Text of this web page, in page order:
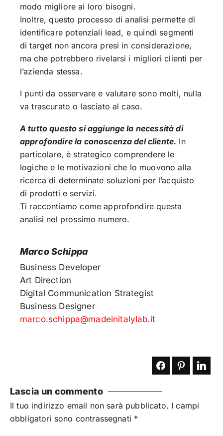
modo migliore ai loro bisogni.
Inoltre, questo processo di analisi permette di
identificare potenziali lead, e quindi segmenti
di target non ancora presi in considerazione,
ma che potrebbero rivelarsi i migliori clienti per
l’azienda stessa.
I punti da osservare e valutare sono molti, nulla
va trascurato o lasciato al caso.
A tutto questo si aggiunge la necessità di
approfondire la conoscenza del cliente. In
particolare, è strategico comprendere le
logiche e le motivazioni che lo muovono alla
ricerca di determinate soluzioni per l’acquisto
di prodotti e servizi.
Ti raccontiamo come approfondire questa
analisi nel prossimo numero.
Marco Schippa
Business Developer
Art Direction
Digital Communication Strategist
Business Designer
marco.schippa@madeinitalylab.it
Lascia un commento
Il tuo indirizzo email non sarà pubblicato. I campi
obbligatori sono contrassegnati *